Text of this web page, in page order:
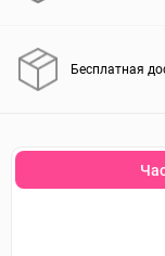
Бесплатная